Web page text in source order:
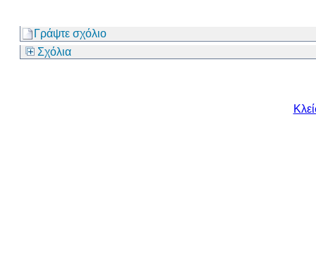
Γράψτε σχόλιο
Σχόλια